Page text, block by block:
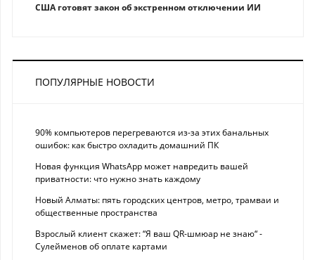
США готовят закон об экстренном отключении ИИ
ПОПУЛЯРНЫЕ НОВОСТИ
90% компьютеров перегреваются из-за этих банальных
ошибок: как быстро охладить домашний ПК
Новая функция WhatsApp может навредить вашей
приватности: что нужно знать каждому
Новый Алматы: пять городских центров, метро, трамваи и
общественные пространства
Взрослый клиент скажет: “Я ваш QR-шмюар не знаю“ -
Сулейменов об оплате картами